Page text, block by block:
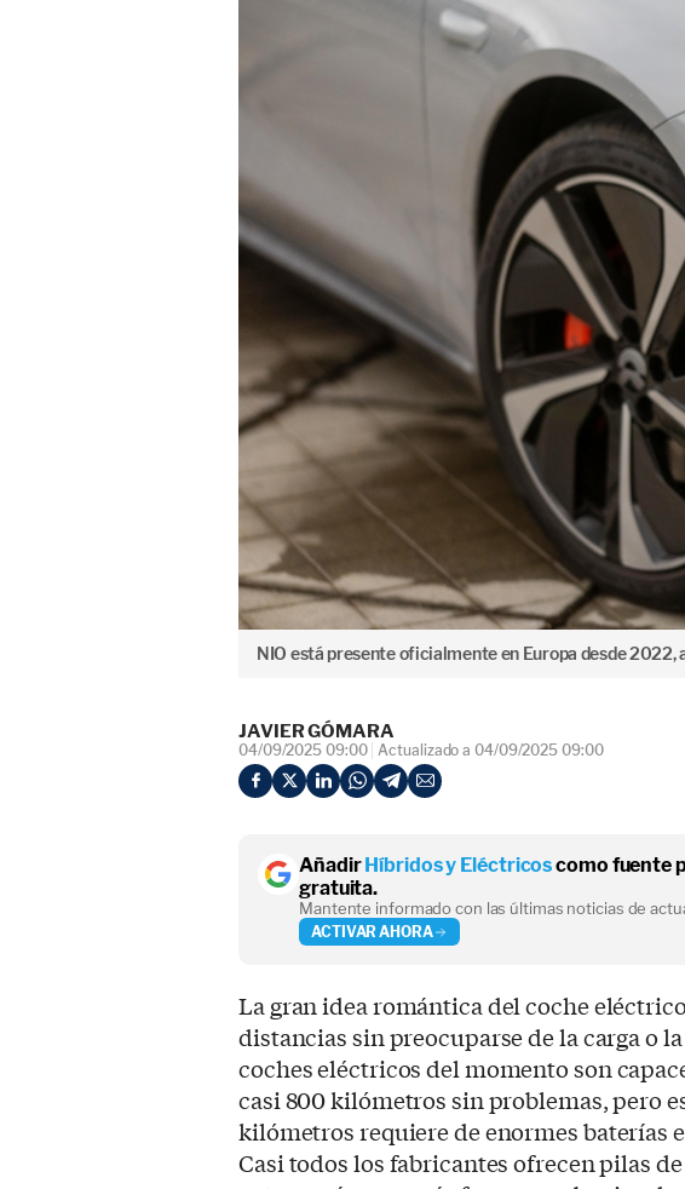
NIO está presente oficialmente en Europa desde 2022,
JAVIER GÓMARA
04/09/2025 09:00 Actualizado a 04/09/2025 09:00
Añadir Híbridos y Eléctricoscomo fuente
gratuita.
Mantente informado con las últimas noticias de
ACTIVAR AHORA
La gran idea romántica del coche
distancias sin preocuparse de la carga o
coches eléctricos del momento son
casi 800 kilómetros sin problemas, pero
kilómetros requiere de enormes baterías
Casi todos los fabricantes ofrecen pilas